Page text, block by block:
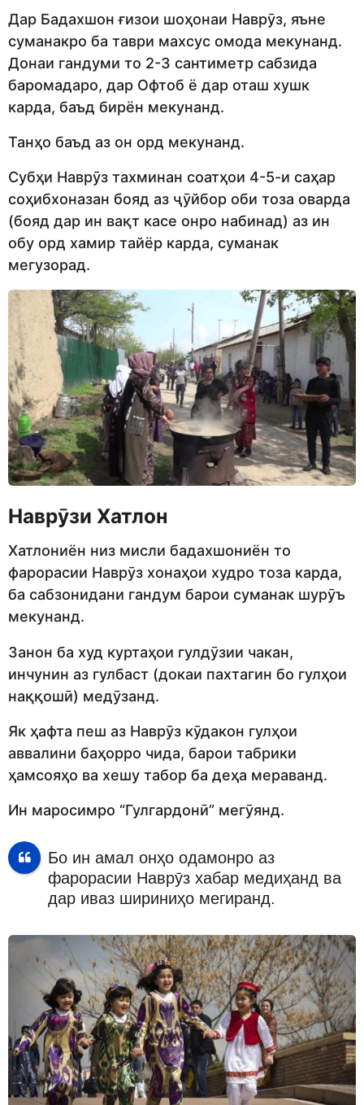
Дар Бадахшон ғизои шоҳонаи Наврӯз, яъне
суманакро ба таври махсус омода мекунанд.
Донаи гандуми то 2-3 сантиметр сабзида
баромадаро, дар Офтоб ё дар оташ хушк
карда, баъд бирён мекунанд.
Танҳо баъд аз он орд мекунанд.
Субҳи Наврӯз тахминан соатҳои 4-5-и саҳар
соҳибхоназан бояд аз ҷӯйбор оби тоза оварда
(бояд дар ин вақт касе онро набинад) аз ин
обу орд хамир тайёр карда, суманак
мегузорад.
Наврӯзи Хатлон
Хатлониён низ мисли бадахшониён то
фарорасии Наврӯз хонаҳои худро тоза карда,
ба сабзонидани гандум барои суманак шурӯъ
мекунанд.
Занон ба худ куртаҳои гулдӯзии чакан,
инчунин аз гулбаст (докаи пахтагин бо гулҳои
наққошӣ) медӯзанд.
Як ҳафта пеш аз Наврӯз кӯдакон гулҳои
аввалини баҳорро чида, барои табрики
ҳамсояҳо ва хешу табор ба деҳа мераванд.
Ин маросимро “Гулгардонӣ” мегӯянд.
Бо ин амал онҳо одамонро аз
фарорасии Наврӯз хабар медиҳанд ва
дар иваз шириниҳо мегиранд.